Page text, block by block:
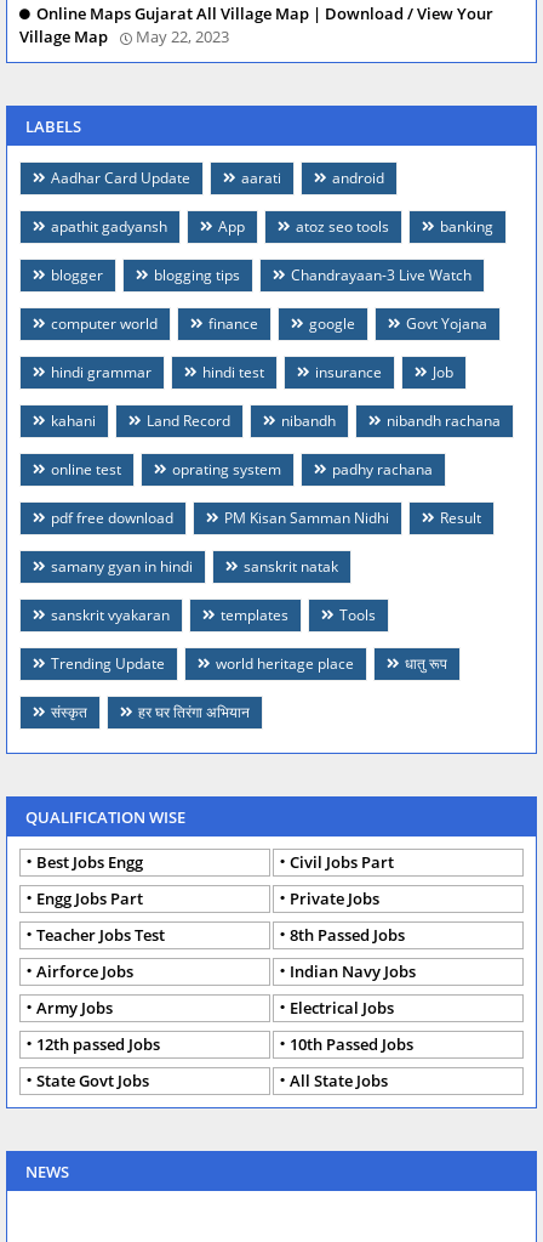
Online Maps Gujarat All Village Map | Download / View Your
Village Map
May 22, 2023
LABELS
Aadhar Card Update aarati android
apathit gadyansh App atoz seo tools banking
blogger blogging tips Chandrayaan-3 Live Watch
computer world finance google Govt Yojana
hindi grammar hindi test insurance Job
kahani Land Record nibandh nibandh rachana
online test oprating system padhy rachana
pdf free download PM Kisan Samman Nidhi Result
samany gyan in hindi sanskrit natak
sanskrit vyakaran templates Tools
Trending Update world heritage place धातु रूप
संस्कृत हर घर तिरंगा अभियान
QUALIFICATION WISE
Best Jobs Engg
Civil Jobs Part
Engg Jobs Part
Private Jobs
Teacher Jobs Test
8th Passed Jobs
Airforce Jobs
Indian Navy Jobs
Army Jobs
Electrical Jobs
12th passed Jobs
10th Passed Jobs
State Govt Jobs
All State Jobs
NEWS